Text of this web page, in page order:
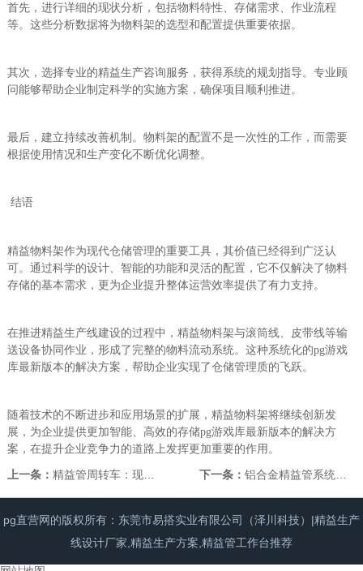
首先，进行详细的现状分析，包括物料特性、存储需求、作业流程
等。这些分析数据将为物料架的选型和配置提供重要依据。
其次，选择专业的精益生产咨询服务，获得系统的规划指导。专业顾
问能够帮助企业制定科学的实施方案，确保项目顺利推进。
最后，建立持续改善机制。物料架的配置不是一次性的工作，而需要
根据使用情况和生产变化不断优化调整。
结语
精益物料架作为现代仓储管理的重要工具，其价值已经得到广泛认
可。通过科学的设计、智能的功能和灵活的配置，它不仅解决了物料
存储的基本需求，更为企业提升整体运营效率提供了有力支持。
在推进精益生产线建设的过程中，精益物料架与滚筒线、皮带线等输
送设备协同作业，形成了完整的物料流动系统。这种系统化的pg游戏
库最新版本的解决方案，帮助企业实现了仓储管理质的飞跃。
随着技术的不断进步和应用场景的扩展，精益物料架将继续创新发
展，为企业提供更加智能、高效的存储pg游戏库最新版本的解决方
案，在提升企业竞争力的道路上发挥更加重要的作用。
上一条： 精益管周转车：现代车间物料流动的智慧载体 下一条： 铝合金精益管系统：现代柔性生产的创新pg游戏库最新版本的解决方案
pg直营网的版权所有：东莞市易搭实业有限公司（泽川科技）|精益生产
线设计厂家,精益生产方案,精益管工作台推荐